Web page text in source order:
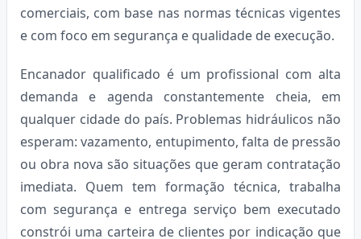
comerciais, com base nas normas técnicas vigentes
e com foco em segurança e qualidade de execução.
Encanador qualificado é um profissional com alta
demanda e agenda constantemente cheia, em
qualquer cidade do país. Problemas hidráulicos não
esperam: vazamento, entupimento, falta de pressão
ou obra nova são situações que geram contratação
imediata. Quem tem formação técnica, trabalha
com segurança e entrega serviço bem executado
constrói uma carteira de clientes por indicação que